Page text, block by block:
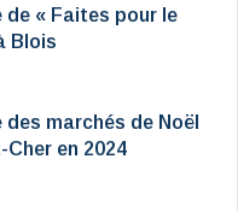
de « Faites pour le
Blois
marchés de Noël
en 2024